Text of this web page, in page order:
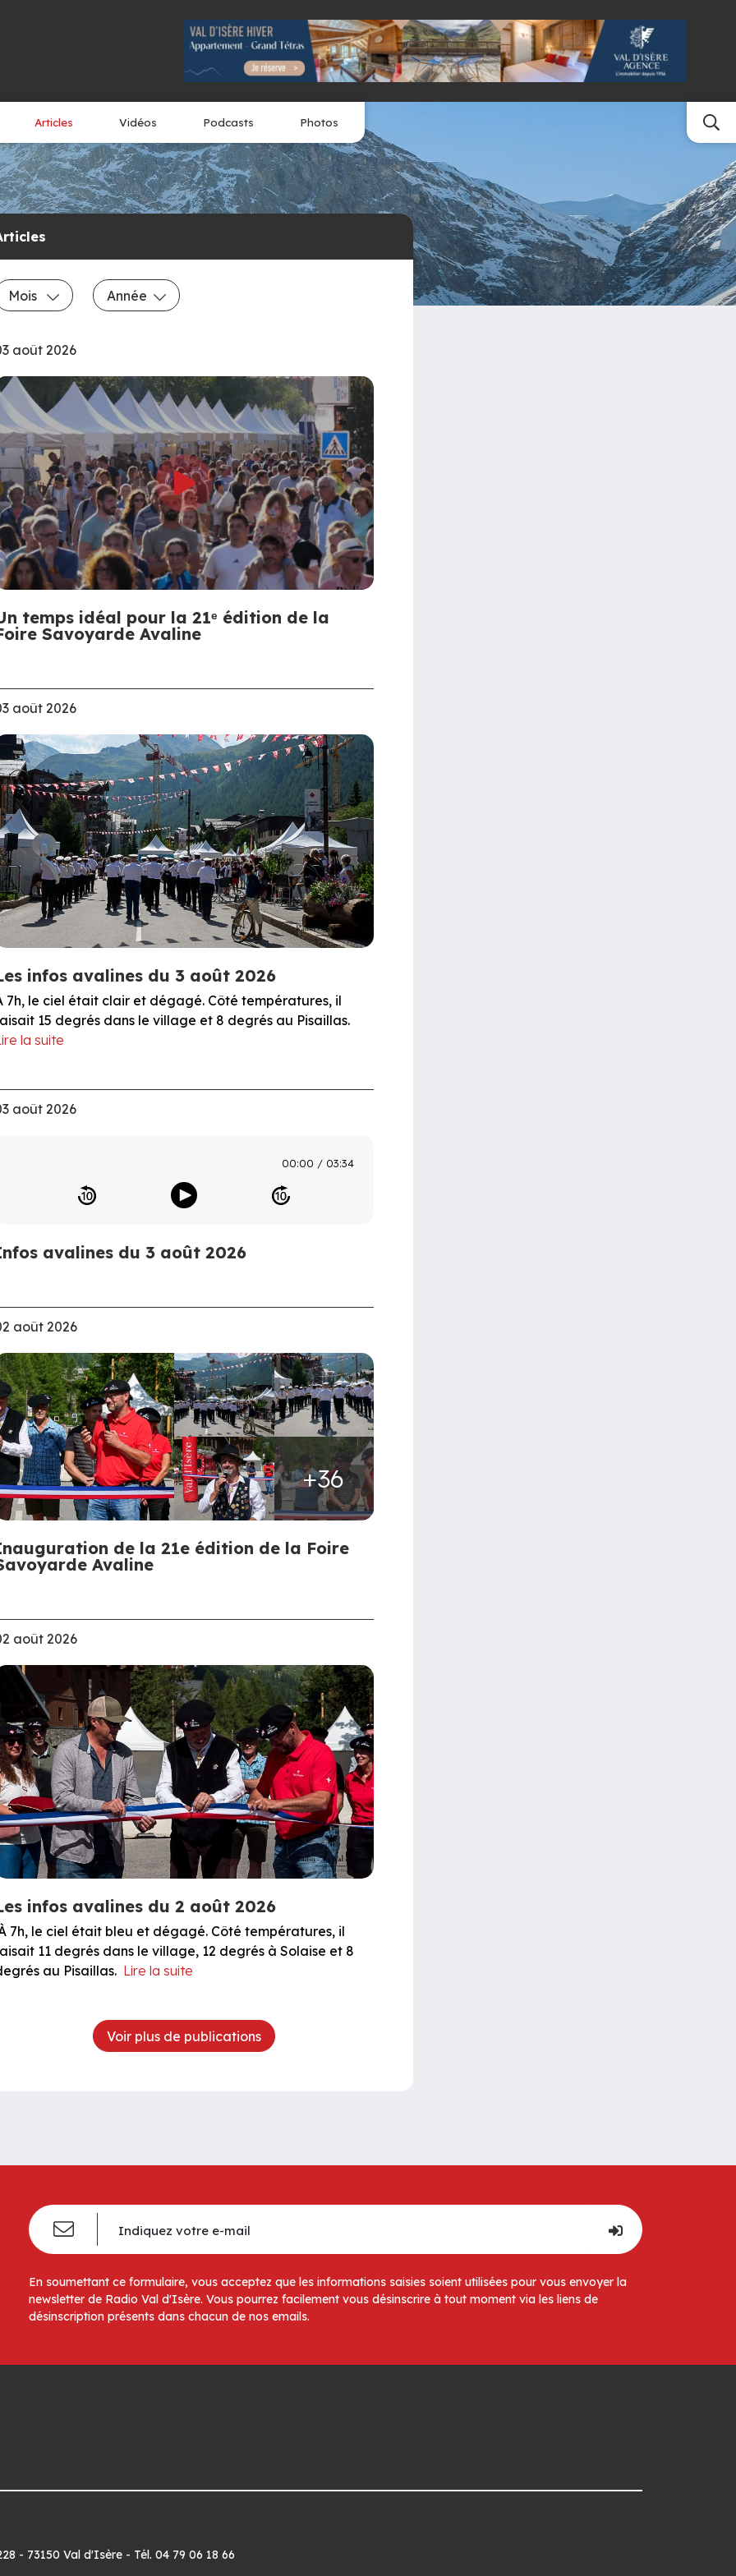
Articles Vidéos Podcasts Photos
Mois Année
août 2026
temps idéal pour la 21ᵉ édition de la
Savoyarde Avaline
août 2026
infos avalines du 3 août 2026
7h, le ciel était clair et dégagé. Côté températures, il
15 degrés dans le village et 8 degrés au Pisaillas.
la suite
août 2026
00:00 03:34
avalines du 3 août 2026
août 2026
+36
de la 21e édition de la Foire
Avaline
août 2026
infos avalines du 2 août 2026
7h, le ciel était bleu et dégagé. Côté températures, il
11 degrés dans le village, 12 degrés à Solaise et 8
au Pisaillas. Lire la suite
Voir plus de publications
En soumettant ce formulaire, vous acceptez que les informations saisies soient utilisées pour vous envoyer la
newsletter de Radio Val d'Isère. Vous pourrez facilement vous désinscrire à tout moment via les liens de
désinscription présents dans chacun de nos emails.
- 73150 Val d'Isère - Tél. 04 79 06 18 66